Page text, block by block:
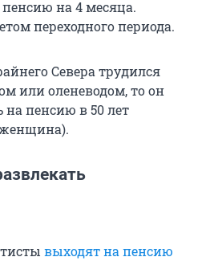
на 4 месяца.
переходного периода.
Севера трудился
или оленеводом, то он
пенсию в 50 лет
выходят на пенсию